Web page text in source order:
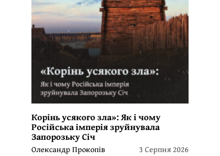
Корінь усякого зла»: Як і чому
Російська імперія зруйнувала
Запорозьку Січ
Олександр Прокопів 3 Серпня 2026